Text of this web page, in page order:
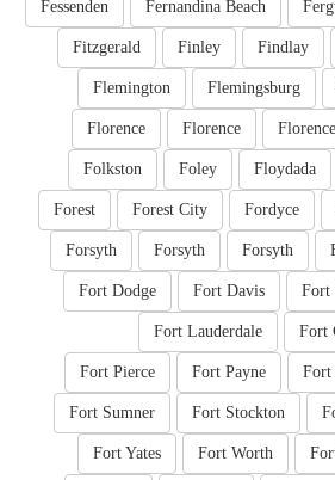
Fernandina Beach
Fessenden
Findlay
Finley
Fitzgerald
Flemingsburg
Flemington
Florence
Florence
Florence
Floydada
Foley
Folkston
Fordyce
Forest City
Forest
Forsyth
Forsyth
Forsyth
Fort
Fort Davis
Fort Dodge
Fort
Fort Lauderdale
Fort
Fort Payne
Fort Pierce
Fort Stockton
Fort Sumner
Fort Worth
Fort Yates